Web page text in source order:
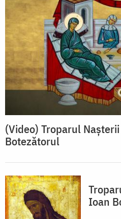
(Video) Troparul
Botezătorul
Ioan